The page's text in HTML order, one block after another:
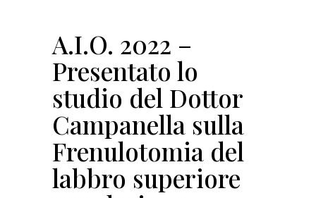
A.I.O. 2022 –
Presentato lo
studio del Dottor
Campanella sulla
Frenulotomia del
labbro superiore